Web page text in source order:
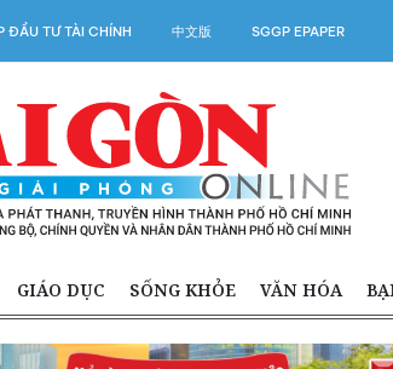
ĐẦU TƯ TÀI CHÍNH 中文版 SGGP EPAPER
GIÁO DỤC SỐNG KHỎE VĂN HÓA